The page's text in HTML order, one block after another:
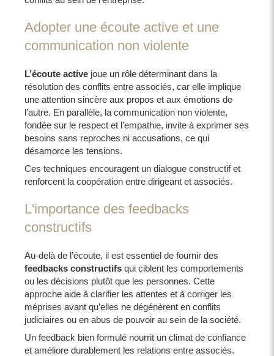
Adopter une écoute active et une
communication non violente
L’écoute active joue un rôle déterminant dans la
résolution des conflits entre associés, car elle implique
une attention sincère aux propos et aux émotions de
l’autre. En parallèle, la communication non violente,
fondée sur le respect et l’empathie, invite à exprimer ses
besoins sans reproches ni accusations, ce qui
désamorce les tensions.
Ces techniques encouragent un dialogue constructif et
renforcent la coopération entre dirigeant et associés.
L'importance des feedbacks
constructifs
Au-delà de l’écoute, il est essentiel de fournir des
feedbacks constructifs qui ciblent les comportements
ou les décisions plutôt que les personnes. Cette
approche aide à clarifier les attentes et à corriger les
méprises avant qu’elles ne dégénèrent en conflits
judiciaires ou en abus de pouvoir au sein de la société.
Un feedback bien formulé nourrit un climat de confiance
et améliore durablement les relations entre associés.